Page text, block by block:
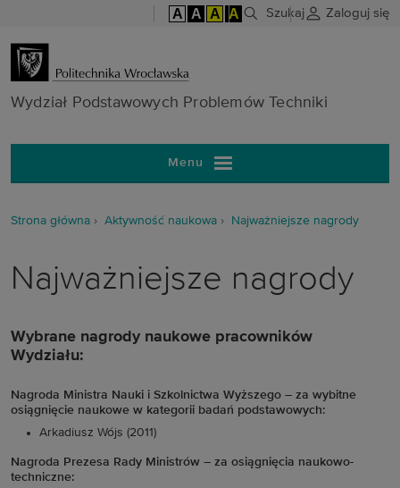
A A A A Szukaj Zaloguj się
Wydział
Wydział Podstawowych Problemów Techniki
Menu
Strona główna Aktywność naukowa Najważniejsze nagrody
Najważniejsze nagrody
Wybrane nagrody naukowe pracowników
Wydziału:
Nagroda Ministra Nauki i Szkolnictwa Wyższego – za wybitne
osiągnięcie naukowe w kategorii badań podstawowych:
Arkadiusz Wójs (2011)
Nagroda Prezesa Rady Ministrów – za osiągnięcia naukowo-
techniczne: